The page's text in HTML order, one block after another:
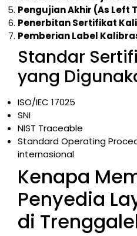
Pengujian Akhir (As Left
Penerbitan Sertifikat
Pemberian Label
Standar
yang
ISO/IEC 17025
SNI
NIST Traceable
Standard Operating
internasional
Kenapa
Penyedia
di